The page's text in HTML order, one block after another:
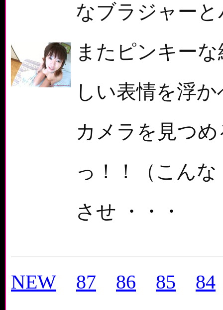
なブラジャー
またピンキー
しい表情を浮
カメラを見つ
っ！！（こん
させ ・・・
NEW 87 86 85
84